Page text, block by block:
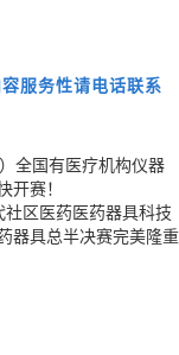
服务性请电话联系
全国有医疗机构仪器
赛！
区医药医药器具科技
器具总半决赛完美隆重